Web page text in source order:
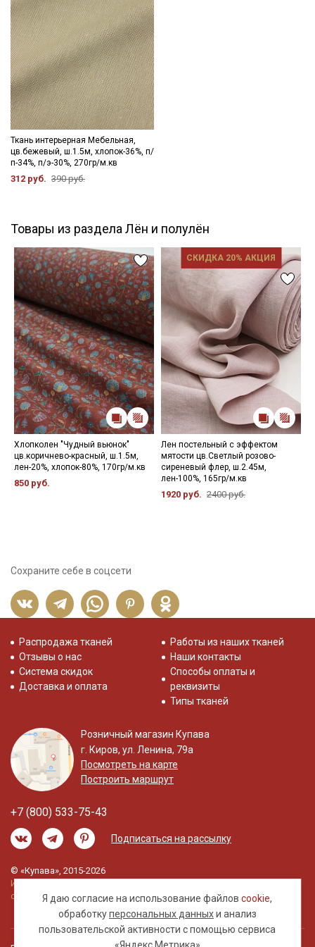
стороны.
Цветопередача может отличаться от оригинального цвета
ткани в зависимости от настроек вашего монитора и в
зависимости от партии тон ткани может отличаться.
Ткань интерьерная Мебельная,
цв.бежевый, ш.1.5м, хлопок-36%, п/
п-34%, п/э-30%, 270гр/м.кв
312 руб. 390 руб.
Товары из раздела Лён и полулён
Хлопколен "Чудный вьюнок"
цв.коричнево-красный, ш.1.5м,
лен-20%, хлопок-80%, 170гр/м.кв
850 руб.
СКИДКА 20% АКЦИЯ
Лен постельный с эффектом
мятости цв.Светлый розово-
сиреневый флер, ш.2.45м,
лен-100%, 165гр/м.кв
1920 руб. 2400 руб.
Сохраните себе в соцсети
Я даю согласие на использование файловcookie,
обработкуперсональных данныхи анализ
пользовательской активности с помощью сервиса
Распродажа тканей
Отзывы о нас
Система скидок
Доставка и оплата
Работы из наших тканей
Наши контакты
Способы оплаты и
реквизиты
Типы тканей
Розничный магазин Купава
г. Киров, ул. Ленина, 79а
Посмотреть на карте
Построить маршрут
+7 (800) 533-75-43
Подписаться на рассылку
© «Купава», 2015-2026
Информация на сайте не является публичной
офертой.